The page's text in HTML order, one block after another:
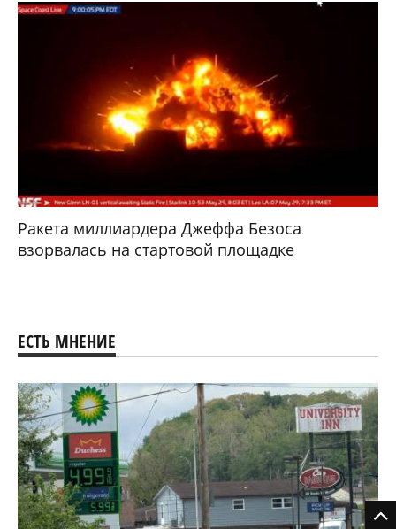
Ракета миллиардера Джеффа Безоса
взорвалась на стартовой площадке
ЕСТЬ МНЕНИЕ